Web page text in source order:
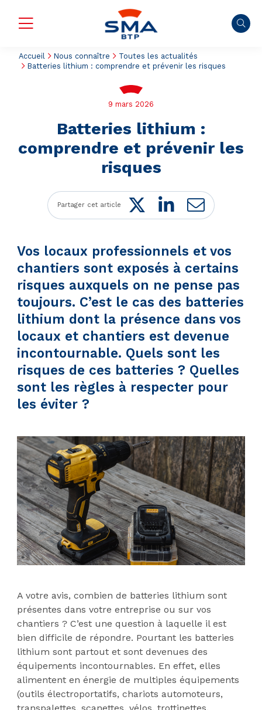
Accueil Nous connaître
Toutes les actualités
Batteries lithium : comprendre et prévenir les risques
9 mars 2026
Batteries lithium :
comprendre et prévenir les
risques
Partager cet article Twitter
LinkedIn
Mail
Vos locaux professionnels et vos
chantiers sont exposés à certains
risques auxquels on ne pense pas
toujours. C’est le cas des batteries
lithium dont la présence dans vos
locaux et chantiers est devenue
incontournable. Quels sont les
risques de ces batteries ? Quelles
sont les règles à respecter pour
les éviter ?
A votre avis, combien de batteries lithium sont
présentes dans votre entreprise ou sur vos
chantiers ? C’est une question à laquelle il est
bien difficile de répondre. Pourtant les batteries
lithium sont partout et sont devenues des
équipements incontournables. En effet, elles
alimentent en énergie de multiples équipements
(outils électroportatifs, chariots automoteurs,
transpalettes, scanettes, vélos, trottinettes,